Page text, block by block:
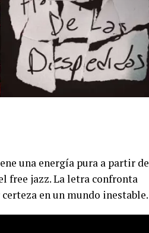
una energía pura a partir de
free jazz. La letra confronta
en un mundo inestable.